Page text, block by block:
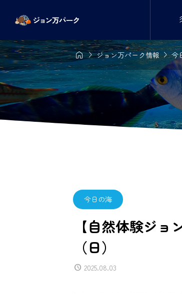
ジョン万パーク情報今
今日の海
【自然体験ジョ
（日）
2025.08.03